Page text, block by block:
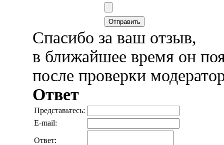
Отправить
Спасибо за ваш отзыв,
в ближайшее время он
после проверки
Ответ
Представьтесь:
E-mail:
Ответ: